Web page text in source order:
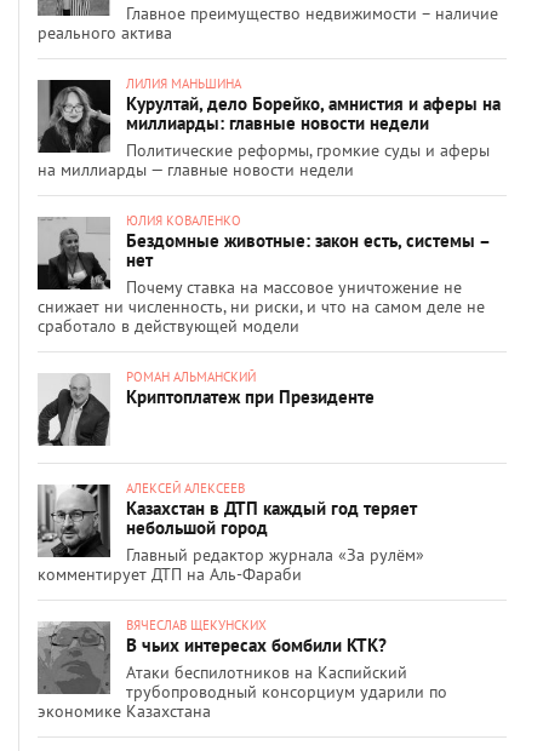
Главное преимущество недвижимости – наличие
реального актива
ЛИЛИЯ МАНЬШИНА
Курултай, дело Борейко, амнистия и аферы на
миллиарды: главные новости недели
Политические реформы, громкие суды и аферы
на миллиарды — главные новости недели
ЮЛИЯ КОВАЛЕНКО
Бездомные животные: закон есть, системы –
нет
Почему ставка на массовое уничтожение не
снижает ни численность, ни риски, и что на самом деле не
сработало в действующей модели
РОМАН АЛЬМАНСКИЙ
Криптоплатеж при Президенте
АЛЕКСЕЙ АЛЕКСЕЕВ
Казахстан в ДТП каждый год теряет
небольшой город
Главный редактор журнала «За рулём»
комментирует ДТП на Аль-Фараби
ВЯЧЕСЛАВ ЩЕКУНСКИХ
В чьих интересах бомбили КТК?
Атаки беспилотников на Каспийский
трубопроводный консорциум ударили по
экономике Казахстана